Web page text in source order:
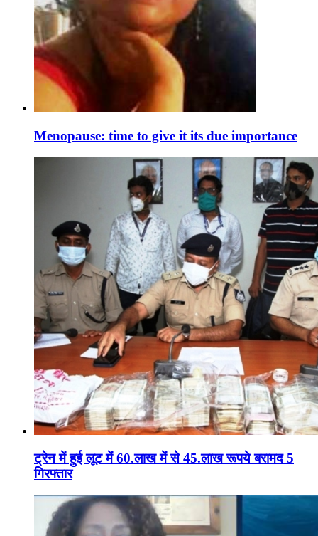
Menopause: time to give it its due importance
ट्रेन में हुई लूट में 60.लाख में से 45.लाख रूपये बरामद 5
गिरफ्तार